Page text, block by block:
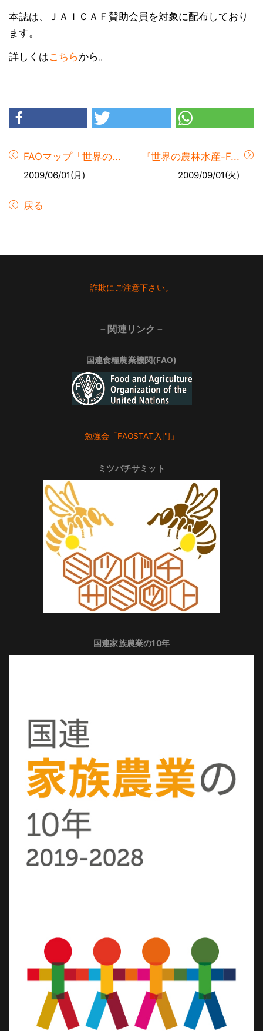
本誌は、ＪＡＩＣＡＦ賛助会員を対象に配布しており
ます。
詳しくはこちらから。
FAOマップ「世界の...
2009/06/01(月)
『世界の農林水産-F...
2009/09/01(火)
戻る
詐欺にご注意下さい。
－関連リンク－
国連食糧農業機関(FAO)
勉強会「FAOSTAT入門」
ミツバチサミット
国連家族農業の10年